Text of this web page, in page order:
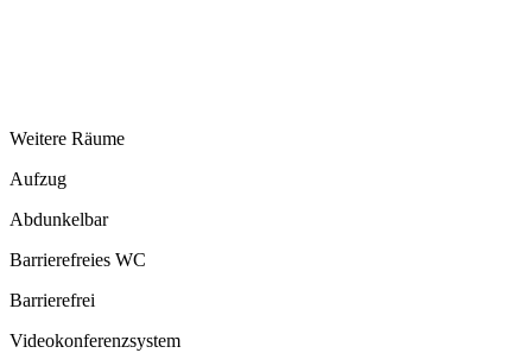
Weitere Räume
Aufzug
Abdunkelbar
Barrierefreies WC
Barrierefrei
Videokonferenzsystem